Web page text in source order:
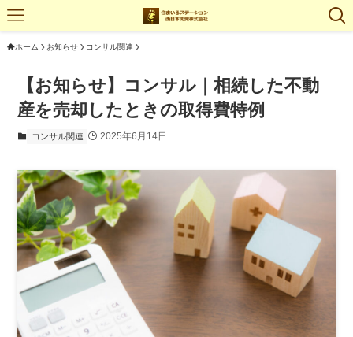
ホーム お知らせ コンサル関連
【お知らせ】コンサル｜相続した不動
産を売却したときの取得費特例
コンサル関連 2025年6月14日